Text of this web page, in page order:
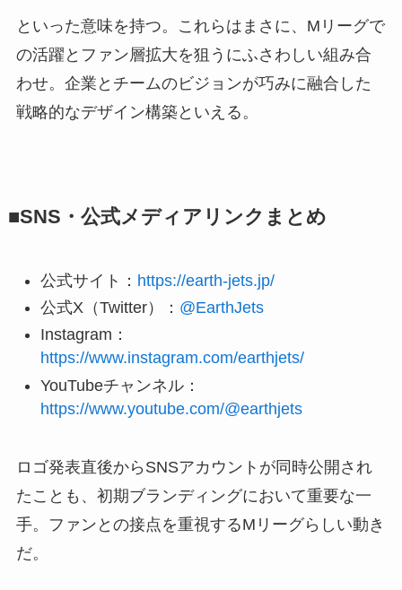
といった意味を持つ。これらはまさに、Mリーグで
の活躍とファン層拡大を狙うにふさわしい組み合
わせ。企業とチームのビジョンが巧みに融合した
戦略的なデザイン構築といえる。
■SNS・公式メディアリンクまとめ
公式サイト： https://earth-jets.jp/
公式X（Twitter）： @EarthJets
Instagram：
https://www.instagram.com/earthjets/
YouTubeチャンネル：
https://www.youtube.com/@earthjets
ロゴ発表直後からSNSアカウントが同時公開され
たことも、初期ブランディングにおいて重要な一
手。ファンとの接点を重視するMリーグらしい動き
だ。